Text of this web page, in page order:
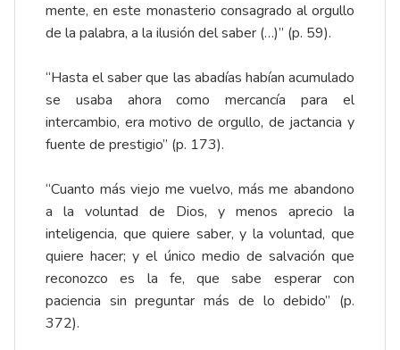
mente, en este monasterio consagrado al orgullo
de la palabra, a la ilusión del saber (…)” (p. 59).
“Hasta el saber que las abadías habían acumulado
se usaba ahora como mercancía para el
intercambio, era motivo de orgullo, de jactancia y
fuente de prestigio” (p. 173).
“Cuanto más viejo me vuelvo, más me abandono
a la voluntad de Dios, y menos aprecio la
inteligencia, que quiere saber, y la voluntad, que
quiere hacer; y el único medio de salvación que
reconozco es la fe, que sabe esperar con
paciencia sin preguntar más de lo debido” (p.
372).